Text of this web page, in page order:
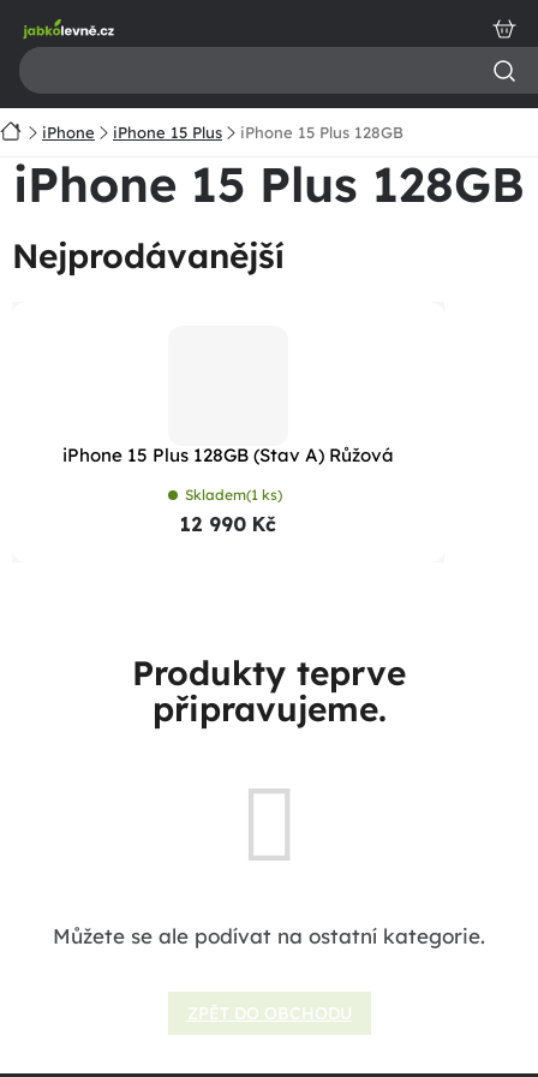
obsah
DomůiPhone iPhone 15 Plus iPhone 15 Plus 128GB
iPhone 15 Plus 128GB
Nejprodávanější
iPhone 15 Plus 128GB (Stav A) Růžová
Skladem(1 ks)
12 990 Kč
Produkty teprve
připravujeme.
Můžete se ale podívat na ostatní kategorie.
ZPĚT DO OBCHODU